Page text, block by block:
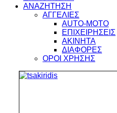
ΑΝΑΖΗΤΗΣΗ
ΑΓΓΕΛΙΕΣ
AUTO-MOTO
ΕΠΙΧΕΙΡΗΣΕΙΣ
ΑΚΙΝΗΤΑ
ΔΙΑΦΟΡΕΣ
ΟΡΟΙ ΧΡΗΣΗΣ